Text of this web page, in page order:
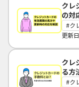
クレ
の対
ク
更新
クレ
る方
ク